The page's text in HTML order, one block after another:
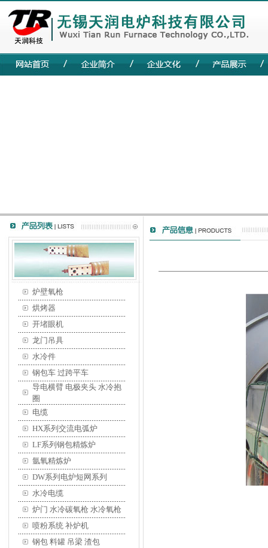
炉壁氧枪
烘烤器
开堵眼机
龙门吊具
水冷件
钢包车 过跨平车
导电横臂 电极夹头 水冷抱
圈
电缆
HX系列交流电弧炉
LF系列钢包精炼炉
氩氧精炼炉
DW系列电炉短网系列
水冷电缆
炉门 水冷碳氧枪 水冷氧枪
喷粉系统 补炉机
钢包 料罐 吊梁 渣包